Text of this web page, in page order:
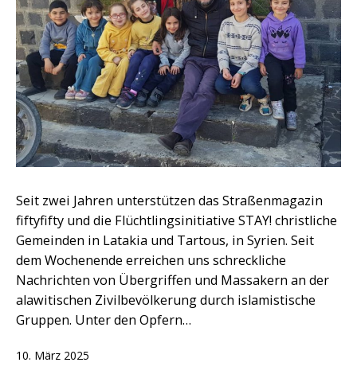
Seit zwei Jahren unterstützen das Straßenmagazin
fiftyfifty und die Flüchtlingsinitiative STAY! christliche
Gemeinden in Latakia und Tartous, in Syrien. Seit
dem Wochenende erreichen uns schreckliche
Nachrichten von Übergriffen und Massakern an der
alawitischen Zivilbevölkerung durch islamistische
Gruppen. Unter den Opfern…
Veröffentlicht
10. März 2025